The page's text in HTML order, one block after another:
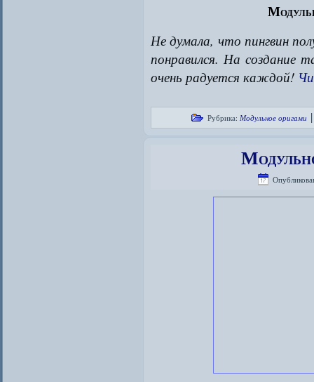
Не думала, что пингвин
понравился. На создание
очень радуется каждой!
Рубрика: Модульное оригами